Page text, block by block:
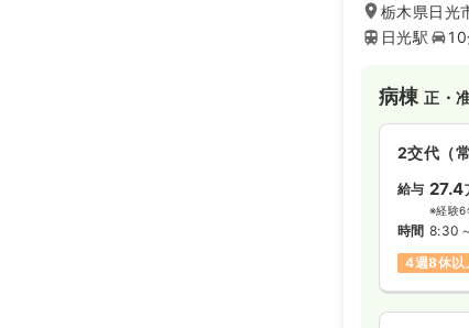
栃木県日光
日光駅
病棟正・
2交代（常
給与 27.4
※経験6
時間 8:30
4週8休以